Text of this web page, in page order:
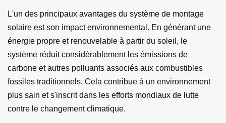
L'un des principaux avantages du système de montage
solaire est son impact environnemental. En générant une
énergie propre et renouvelable à partir du soleil, le
système réduit considérablement les émissions de
carbone et autres polluants associés aux combustibles
fossiles traditionnels. Cela contribue à un environnement
plus sain et s'inscrit dans les efforts mondiaux de lutte
contre le changement climatique.